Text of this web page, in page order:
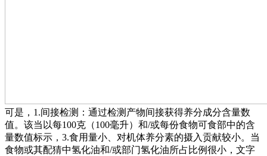
可是，1.间接检测：通过检测产物间接获得养分成分含量数
值。该当以每100克（100毫升）和/或每份食物可食部中的含
量数值标示，3.食用量小、对机体养分素的摄入贡献较小。当
食物或其配猜中氢化油和/或部门氢化油所占比例很小，文字